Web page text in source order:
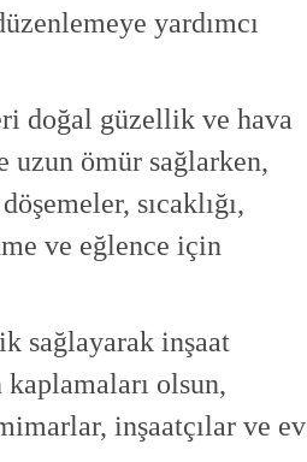
yardımcı
doğal güzellik ve hava
uzun ömür sağlarken,
sıcaklığı,
ve eğlence için
sağlayarak inşaat
olsun,
inşaatçılar ve ev